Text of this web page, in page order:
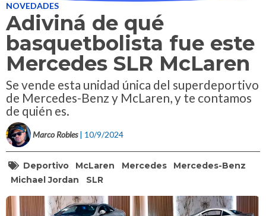
NOVEDADES
Adiviná de qué
basquetbolista fue este
Mercedes SLR McLaren
Se vende esta unidad única del superdeportivo
de Mercedes-Benz y McLaren, y te contamos
de quién es.
Marco Robles | 10/9/2024
Deportivo McLaren Mercedes
Mercedes-Benz
Michael Jordan
SLR